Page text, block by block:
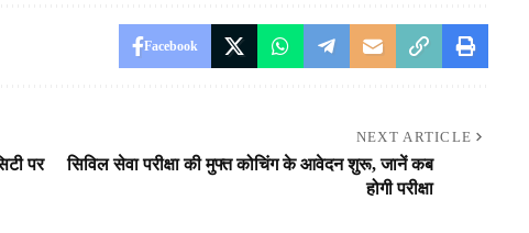
Facebook
पर
NEXT ARTICLE
सिविल सेवा परीक्षा की मुफ्त कोचिंग के आवेदन शुरू, जानें कब
होगी परीक्षा